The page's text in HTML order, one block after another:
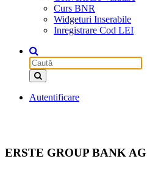
Curs BNR
Widgeturi Inserabile
Inregistrare Cod LEI
Autentificare
ERSTE GROUP BANK AG